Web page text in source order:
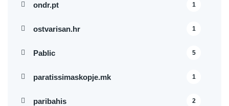
ondr.pt 1
ostvarisan.hr 1
Pablic 5
paratissimaskopje.mk 1
paribahis 2